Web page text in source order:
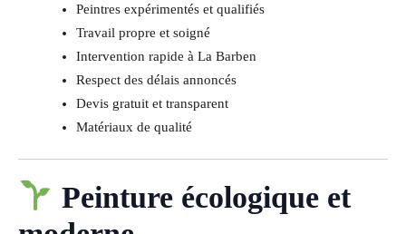
Peintres expérimentés et qualifiés
Travail propre et soigné
Intervention rapide à La Barben
Respect des délais annoncés
Devis gratuit et transparent
Matériaux de qualité
Peinture écologique et